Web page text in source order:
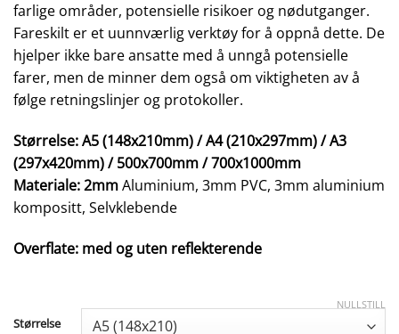
farlige områder, potensielle risikoer og nødutganger.
Fareskilt er et uunnværlig verktøy for å oppnå dette. De
hjelper ikke bare ansatte med å unngå potensielle
farer, men de minner dem også om viktigheten av å
følge retningslinjer og protokoller.
Størrelse: A5 (148x210mm) / A4 (210x297mm) / A3
(297x420mm) / 500x700mm / 700x1000mm
Materiale: 2mmAluminium, 3mm PVC, 3mm aluminium
kompositt, Selvklebende
Overflate: med og uten reflekterende
Størrelse
NULLSTILL